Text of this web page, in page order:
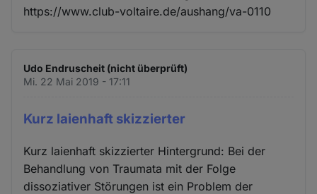
https://www.club-voltaire.de/aushang/va-0110
Udo Endruscheit (nicht überprüft)
Mi. 22 Mai 2019 - 17:11
Kurz laienhaft skizzierter
Kurz laienhaft skizzierter Hintergrund: Bei der
Behandlung von Traumata mit der Folge
dissoziativer Störungen ist ein Problem der